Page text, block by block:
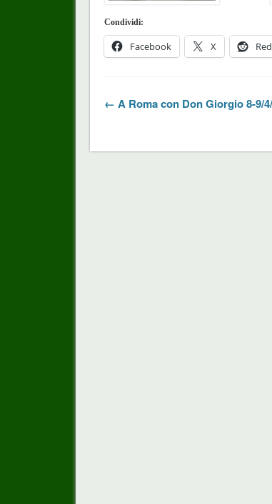
Condividi:
Facebook X
← A Roma con Don Giorgio 8-9/